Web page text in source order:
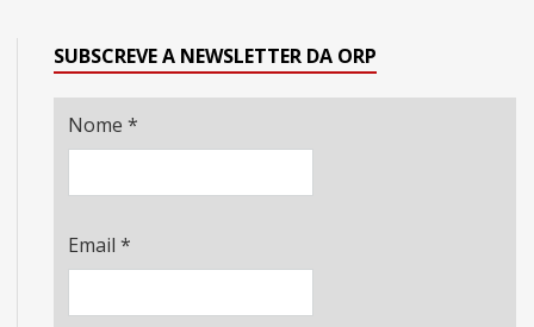
SUBSCREVE A NEWSLETTER DA ORP
Nome *
Email *